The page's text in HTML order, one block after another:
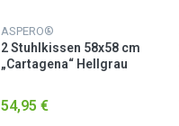
ASPERO®
2 Stuhlkissen 58x58 cm
„Cartagena“ Hellgrau
54,95 €